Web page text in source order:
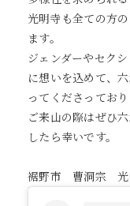
光明寺も全ての方
ます。
ジェンダーやセク
に想いを込めて、
ってくださっており
ご来山の際はぜひ
したら幸いです。
裾野市 曹洞宗